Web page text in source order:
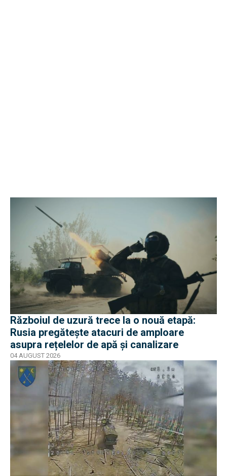
Războiul de uzură trece la o nouă etapă:
Rusia pregătește atacuri de amploare
asupra rețelelor de apă și canalizare
04 AUGUST 2026